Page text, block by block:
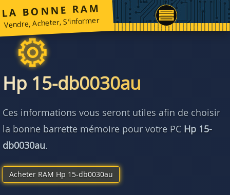
LA BONNE RAM
Vendre, Acheter, S'informer
Hp 15-db0030au
Ces informations vous seront utiles afin de choisir
la bonne barrette mémoire pour votre PC Hp 15-
db0030au.
Acheter RAM Hp 15-db0030au